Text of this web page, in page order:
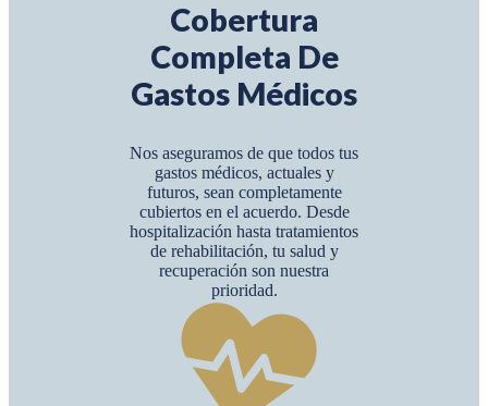
Cobertura
Completa De
Gastos Médicos
Nos aseguramos de que todos tus
gastos médicos, actuales y
futuros, sean completamente
cubiertos en el acuerdo. Desde
hospitalización hasta tratamientos
de rehabilitación, tu salud y
recuperación son nuestra
prioridad.